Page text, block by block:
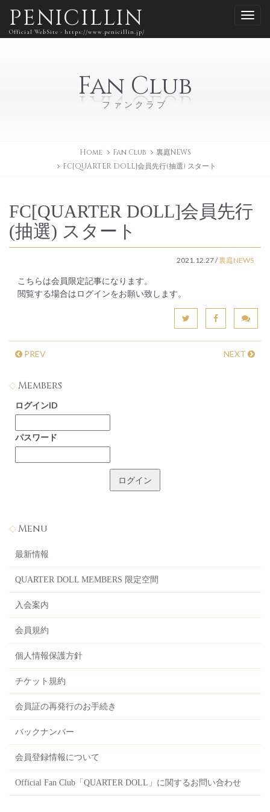
PENICILLIN
Official WebSite - https://www.penicillin.jp/
Fan Club
ファンクラブ
Home Fan Club
裏庭NEWS
FC[QUARTER DOLL]会員先行(抽選) スタート
FC[QUARTER DOLL]会員先行
(抽選) スタート
2021.12.27/裏庭NEWS
こちらは会員限定記事になります。
閲覧する場合はログインをお願い致します。
PREV NEXT
Members
ログインID
パスワード
Menu
最新情報
QUARTER DOLL MEMBERS 限定空間
入会案内
会員規約
個人情報保護方針
チケット規約
会員証の再発行のお手続き
バックナンバー
会員登録情報について
Official Fan Club「QUARTER DOLL」に関するお問い合わせ